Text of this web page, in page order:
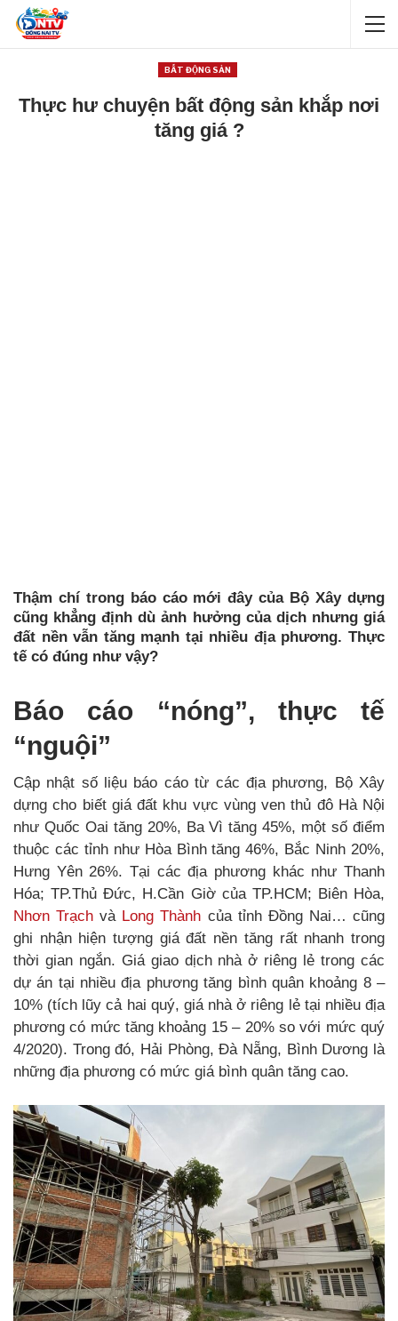
BẤT ĐỘNG SẢN
Thực hư chuyện bất động sản khắp nơi
tăng giá ?
Thậm chí trong báo cáo mới đây của Bộ Xây dựng
cũng khẳng định dù ảnh hưởng của dịch nhưng giá
đất nền vẫn tăng mạnh tại nhiều địa phương. Thực
tế có đúng như vậy?
Báo cáo “nóng”, thực tế
“nguội”
Cập nhật số liệu báo cáo từ các địa phương, Bộ Xây
dựng cho biết giá đất khu vực vùng ven thủ đô Hà Nội
như Quốc Oai tăng 20%, Ba Vì tăng 45%, một số điểm
thuộc các tỉnh như Hòa Bình tăng 46%, Bắc Ninh 20%,
Hưng Yên 26%. Tại các địa phương khác như Thanh
Hóa; TP.Thủ Đức, H.Cần Giờ của TP.HCM; Biên Hòa,
Nhơn Trạch và Long Thành của tỉnh Đồng Nai… cũng
ghi nhận hiện tượng giá đất nền tăng rất nhanh trong
thời gian ngắn. Giá giao dịch nhà ở riêng lẻ trong các
dự án tại nhiều địa phương tăng bình quân khoảng 8 –
10% (tích lũy cả hai quý, giá nhà ở riêng lẻ tại nhiều địa
phương có mức tăng khoảng 15 – 20% so với mức quý
4/2020). Trong đó, Hải Phòng, Đà Nẵng, Bình Dương là
những địa phương có mức giá bình quân tăng cao.